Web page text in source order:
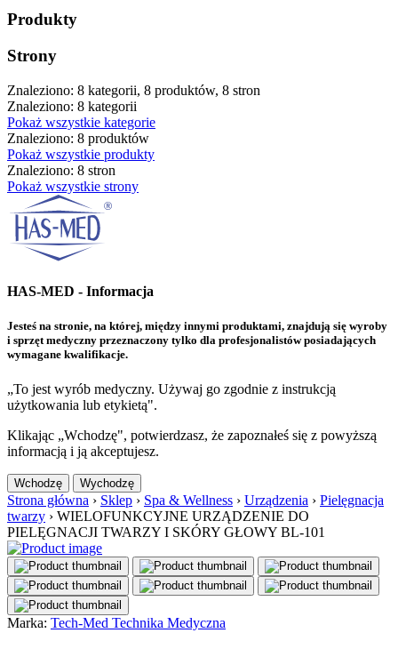
Produkty
Strony
Znaleziono: 8 kategorii, 8 produktów, 8 stron
Znaleziono: 8 kategorii
Pokaż wszystkie kategorie
Znaleziono: 8 produktów
Pokaż wszystkie produkty
Znaleziono: 8 stron
Pokaż wszystkie strony
HAS-MED - Informacja
Jesteś na stronie, na której, między innymi produktami, znajdują się wyroby
i sprzęt medyczny przeznaczony tylko dla profesjonalistów posiadających
wymagane kwalifikacje.
„To jest wyrób medyczny. Używaj go zgodnie z instrukcją
użytkowania lub etykietą".
Klikając „Wchodzę", potwierdzasz, że zapoznałeś się z powyższą
informacją i ją akceptujesz.
Wchodzę Wychodzę
Strona główna › Sklep › Spa & Wellness › Urządzenia › Pielęgnacja
twarzy › WIELOFUNKCYJNE URZĄDZENIE DO
PIELĘGNACJI TWARZY I SKÓRY GŁOWY BL-101
Marka: Tech-Med Technika Medyczna